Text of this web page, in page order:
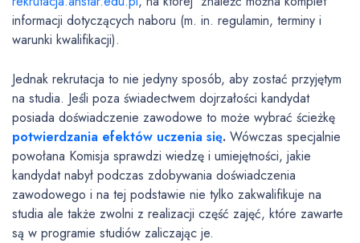
informacji dotyczących naboru (m. in. regulamin, terminy i
warunki kwalifikacji).
Jednak rekrutacja to nie jedyny sposób, aby zostać przyjętym
na studia. Jeśli poza świadectwem dojrzałości kandydat
posiada doświadczenie zawodowe to może wybrać ścieżkę
potwierdzania efektów uczenia się. Wówczas specjalnie
powołana Komisja sprawdzi wiedzę i umiejętności, jakie
kandydat nabył podczas zdobywania doświadczenia
zawodowego i na tej podstawie nie tylko zakwalifikuje na
studia ale także zwolni z realizacji część zajęć, które zawarte
są w programie studiów zaliczając je.